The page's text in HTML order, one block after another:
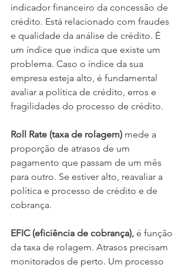
indicador financeiro da concessão de
crédito. Está relacionado com fraudes
e qualidade da análise de crédito. É
um índice que indica que existe um
problema. Caso o índice da sua
empresa esteja alto, é fundamental
avaliar a política de crédito, erros e
fragilidades do processo de crédito.
Roll Rate (taxa de rolagem) mede a
proporção de atrasos de um
pagamento que passam de um mês
para outro. Se estiver alto, reavaliar a
política e processo de crédito e de
cobrança.
EFIC (eficiência de cobrança), é função
da taxa de rolagem. Atrasos precisam
monitorados de perto. Um processo